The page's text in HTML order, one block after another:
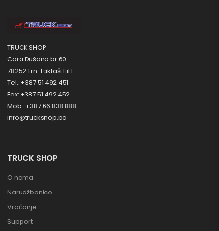
TRUCK SHOP
Cara Dušana br.60
78252 Trn-Laktaši BiH
Tel.: +387 51 492 451
Fax: +387 51 492 452
Mob.: +387 66 838 888
info@truckshop.ba
TRUCK SHOP
O nama
Narudžbenice
Vraćanje
Support